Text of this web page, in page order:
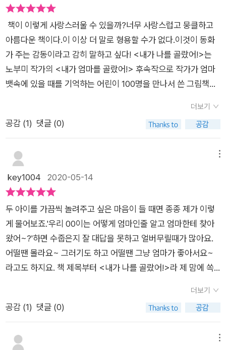
책이 이렇게 사랑스러울 수 있을까?너무 사랑스럽고 뭉클하고
아름다운 책이다.이 이상 더 말로 형용할 수가 없다.이것이 동화
가 주는 감동이라고 감히 말하고 싶다! <내가 나를 골랐어!>는
노부미 작가의 <내가 엄마를 골랐어!> 후속작으로 작가가 엄마
뱃속에 있을 때를 기억하는 어린이 100명을 만나서 쓴 그림책이
나치게 간섭하면 오히려 그 재능을 숨긴다고 한다. 그래서 부모는
아이가 스스로 재능을 찾을 수 있도록 도와주며 믿고 지지해줘야
고 싶은 일과 재능 구슬을 스스로 선택한다.그리고 자신의 엄마가
되어줄 사람도 선택한다. '이 세상 수많은 엄마들 가운데 단 한 명
이라고?내가 고를 수 있을까?' 아이가 엄마를 고를 수 있다니.. 참
하고도 사실적인 개념이 아니어서 좋다. '난, 저 엄마를 골랐어
요.' 나는 이 부분에서 주체할 수 없는 뜨끈하고 가슴 뭉클함을 느
껴 한동안 페이지를 넘길 수 없었다.그 이유는 이 책을 읽으면 알
게 될 것이다.<나는 내가 골랐어!>의 하이라이트 장면이니까.장
담컨데 이 책을 읽은 엄마들이라면 눈물을 쏟을 것은 물론이거니
와 곤히 잠들어있는 아이의 얼굴에 뽀뽀를 해주거나 곁에 있는 아
이를 꼬옥 끌어안아줄지도 모른다. 가끔씩 화가 나더라도 엄마의
게 하는 책, 개성이 강한 아이도 그저 곁에 있어줌에 감사하다고
여길 수 있게 만드는 마법의 책임에 틀림없다. 아이들은 엄마의
더보기
공감 (1) 댓글 (0)
key1004 2020-05-14
두 아이를 가끔씩 놀려주고 싶은 마음이 들 때면 종종 제가 이렇
게 물어보죠.'우리 00이는 어떻게 엄마인줄 알고 엄마한테 찾아
왔어~?'하면 수줍은지 잘 대답을 못하고 얼버무릴때가 많아요.
어떨땐 몰라요~ 그러기도 하고 어떨땐 그냥 엄마가 좋아서요~
라고도 하지요. 책 제목부터 <내가 나를 골랐어!>라 제 맘에 쏙
부터 늘 궁금했거든요. 이 책은 엄마 배 속에 있을 때를 기억하는
어린이 100명을 만나서 쓴 책이라고 하네요~저희 애들은 엄마
배속이 전혀 기억이 안 난다는데...대단합니다. 표지 바로 뒷장이
예요~ 아기 천사들이 윙~ 하고 날아가는 모습이 보이죠.이 책에
더보기
공감 (1) 댓글 (0)